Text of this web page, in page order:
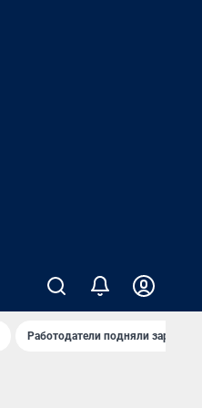
Работодатели подняли